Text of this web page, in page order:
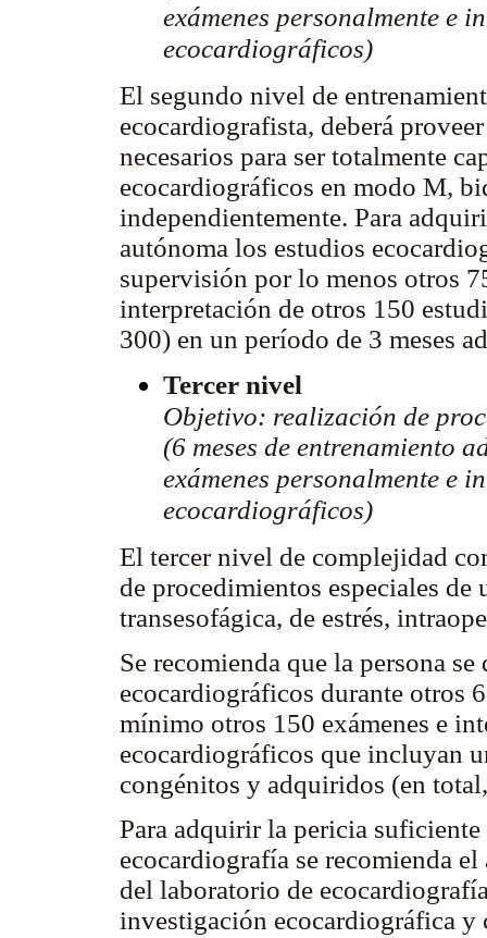
exámenes personalmente e
ecocardiográficos)
El segundo nivel de
ecocardiografista, deberá
necesarios para ser totalmente
ecocardiográficos en modo M,
independientemente. Para
autónoma los estudios
supervisión por lo menos otros
interpretación de otros 150
300) en un período de 3 meses
Tercer nivel
Objetivo: realización de
(6 meses de entrenamiento
exámenes personalmente e
ecocardiográficos)
El tercer nivel de complejidad
de procedimientos especiales
transesofágica, de estrés,
Se recomienda que la persona
ecocardiográficos durante otros
mínimo otros 150 exámenes e
ecocardiográficos que incluyan
congénitos y adquiridos (en
Para adquirir la pericia
ecocardiografía se recomienda
del laboratorio de
investigación ecocardiográfica y